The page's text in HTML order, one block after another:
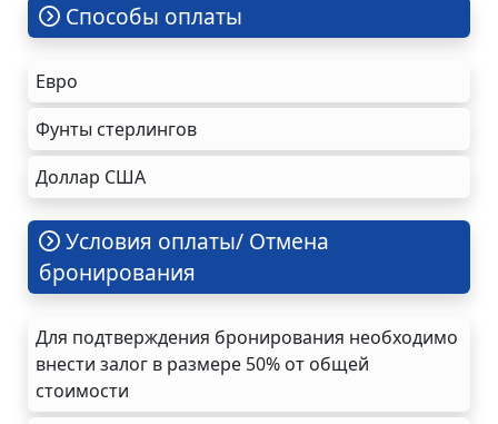
Cпособы оплаты
Евро
Фунты стерлингов
Доллар США
Условия оплаты/ Отмена
бронирования
Для подтверждения бронирования необходимо
внести залог в размере 50% от общей
стоимости